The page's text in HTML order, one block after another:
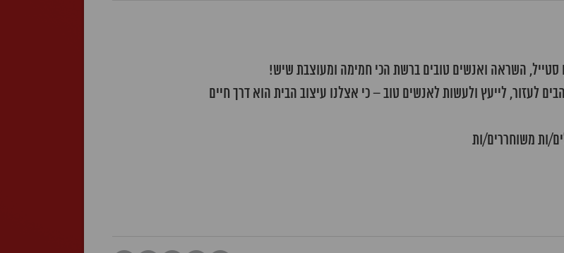
לעזור, לייעץ ולעשות לאנשים טוב – כי אצלנו עיצוב הבית הוא דרך חיים
ות משוחררים/ות